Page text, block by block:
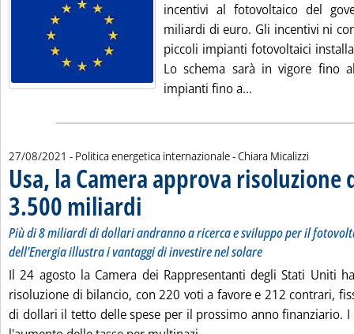
incentivi al fotovoltaico del
miliardi di euro. Gli incentivi ni
piccoli impianti fotovoltaici
Lo schema sarà in vigore fino
impianti fino a...
27/08/2021 - Politica energetica internazionale -di:
Chiara Micalizzi
Usa, la Camera approva
3.500 miliardi . Sottotitolo: Più di 8 miliardi di dollari andranno a
. Pubblicata venerdì 27 agosto 2021 alle 13.14.
Più di 8 miliardi di dollari andranno a ricerca e sviluppo per il
dell'Energia illustra i vantaggi di investire nel solare
Il 24 agosto la Camera dei Rappresentanti degli Stati Uniti
risoluzione di bilancio, con 220 voti a favore e 212 contrari,
di dollari il tetto delle spese per il prossimo anno finanziario.